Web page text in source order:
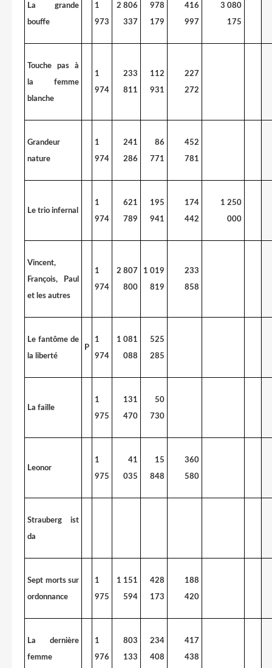
La grande
bouffe
1
973
2 806
337
978
179
416
997
3 080
175
Touche pas à
la femme
blanche
1
974
233
811
112
931
227
272
Grandeur
nature
1
974
241
286
86
771
452
781
Le trio infernal
1
974
621
789
195
941
174
442
1 250
000
Vincent,
François, Paul
et les autres
1
974
2 807
800
1 019
819
233
858
Le fantôme de
la liberté
P
1
974
1 081
088
525
285
La faille
1
975
131
470
50
730
Leonor
1
975
41
035
15
848
360
580
Strauberg ist
da
Sept morts sur
ordonnance
1
975
1 151
594
428
173
188
420
La dernière
femme
1
976
803
133
234
408
417
438